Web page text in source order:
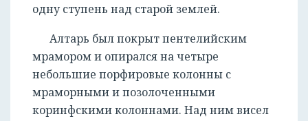
одну ступень над старой землей.
Алтарь был покрыт пентелийским
мрамором и опирался на четыре
небольшие порфировые колонны с
мраморными и позолоченными
коринфскими колоннами. Над ним висел